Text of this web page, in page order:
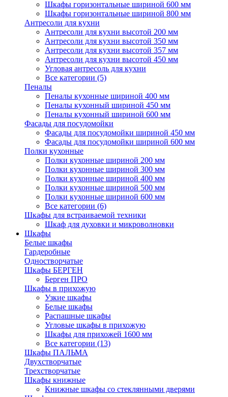
Шкафы горизонтальные шириной 600 мм
Шкафы горизонтальные шириной 800 мм
Антресоли для кухни
Антресоли для кухни высотой 200 мм
Антресоли для кухни высотой 350 мм
Антресоли для кухни высотой 357 мм
Антресоли для кухни высотой 450 мм
Угловая антресоль для кухни
Все категории (5)
Пеналы
Пеналы кухонные шириной 400 мм
Пеналы кухонный шириной 450 мм
Пеналы кухонный шириной 600 мм
Фасады для посудомойки
Фасады для посудомойки шириной 450 мм
Фасады для посудомойки шириной 600 мм
Полки кухонные
Полки кухонные шириной 200 мм
Полки кухонные шириной 300 мм
Полки кухонные шириной 400 мм
Полки кухонные шириной 500 мм
Полки кухонные шириной 600 мм
Все категории (6)
Шкафы для встраиваемой техники
Шкаф для духовки и микроволновки
Шкафы
Белые шкафы
Гардеробные
Одностворчатые
Шкафы БЕРГЕН
Берген ПРО
Шкафы в прихожую
Узкие шкафы
Белые шкафы
Распашные шкафы
Угловые шкафы в прихожую
Шкафы для прихожей 1600 мм
Все категории (13)
Шкафы ПАЛЬМА
Двухстворчатые
Трехстворчатые
Шкафы книжные
Книжные шкафы со стеклянными дверями